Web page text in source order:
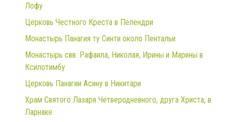
Лофу
Церковь Честного Креста в Пелендри
Монастырь Панагия ту Синти около Пентальи
Монастырь свв. Рафаила, Николая, Ирины и Марины в
Ксилотимбу
Церковь Панагии Асину в Никитари
Храм Святого Лазаря Четверодневного, друга Христа, в
Ларнаке